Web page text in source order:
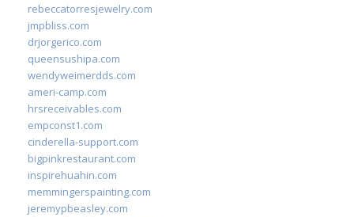
rebeccatorresjewelry.com
jmpbliss.com
drjorgerico.com
queensushipa.com
wendyweimerdds.com
ameri-camp.com
hrsreceivables.com
empconst1.com
cinderella-support.com
bigpinkrestaurant.com
inspirehuahin.com
memmingerspainting.com
jeremypbeasley.com